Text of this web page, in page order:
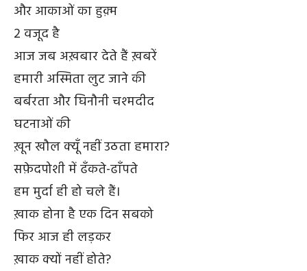
और आकाओं का हुक़्म
2 वजूद है
आज जब अख़बार देते हैं ख़बरें
हमारी अस्मिता लुट जाने की
बर्बरता और घिनौनी चश्मदीद
घटनाओं की
ख़ून खौल क्यूँ नहीं उठता हमारा?
सफ़ेदपोशी में ढँकते-ढाँपते
हम मुर्दा ही हो चले हैं।
ख़ाक होना है एक दिन सबको
फिर आज ही लड़कर
ख़ाक क्यों नहीं होते?